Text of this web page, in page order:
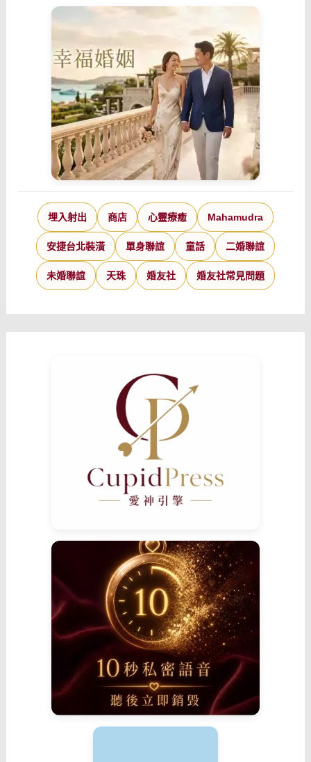
埋入射出 商店 心靈療癒 Mahamudra
安捷台北裝潢 單身聯誼 童話 二婚聯誼
未婚聯誼 天珠 婚友社 婚友社常見問題